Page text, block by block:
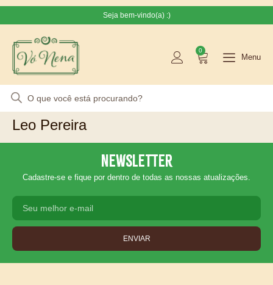
Seja bem-vindo(a) :)
0
Menu
Leo Pereira
Newsletter
Cadastre-se e fique por dentro de todas as nossas atualizações.
ENVIAR